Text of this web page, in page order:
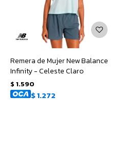
Remera de Mujer New Balance
Infinity - Celeste Claro
$ 1.590
$1.272